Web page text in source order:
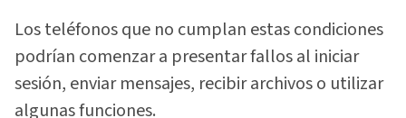
Los teléfonos que no cumplan estas condiciones
podrían comenzar a presentar fallos al iniciar
sesión, enviar mensajes, recibir archivos o utilizar
algunas funciones.